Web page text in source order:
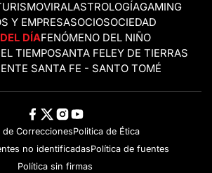
VIRALASTROLOGÍAGAMING
Y EMPRESASOCIOSOCIEDAD
DÍAFENÓMENO DEL NIÑO
TIEMPOSANTA FELEY DE TIERRAS
SANTA FE - SANTO TOMÉ
de CorreccionesPolitica de Ética
no identificadasPolítica de fuentes
Política sin firmas